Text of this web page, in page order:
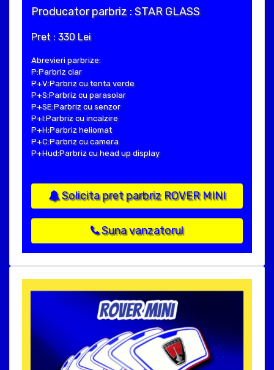
Producator parbriz : STAR GLASS
Pret : 330 Lei
Abrevieri parbrize:
P:Parbriz clar
P+V:Parbriz cu tenta verde
P+S:Parbriz cu parasolar
P+SE:Parbriz cu senzor
P+I:Parbriz cu incalzire
P+H:Parbriz heliomat
P+C:Parbriz cu camera
P+Hud:Parbriz cu head up display
Solicita pret parbriz ROVER MINI
Suna vanzatorul